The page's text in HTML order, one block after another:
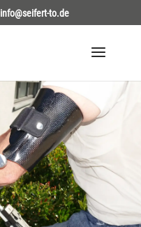
info@seifert-to.de